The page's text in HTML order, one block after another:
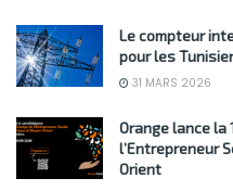
Le compteur
pour les
31 MARS 2026
Orange lance la
l’Entrepreneur
Orient